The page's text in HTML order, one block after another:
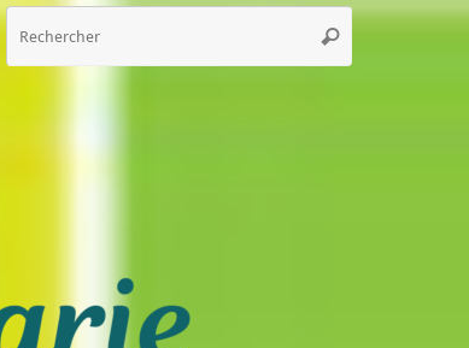
Recherche
Rechercher